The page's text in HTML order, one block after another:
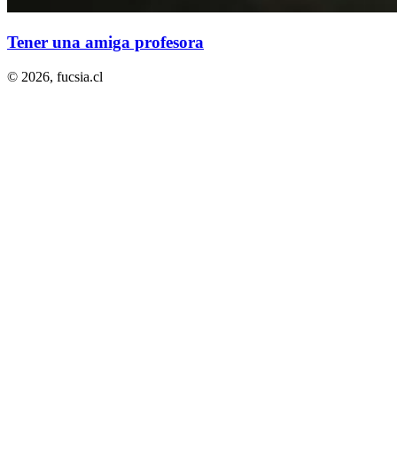
Tener una amiga profesora
© 2026, fucsia.cl